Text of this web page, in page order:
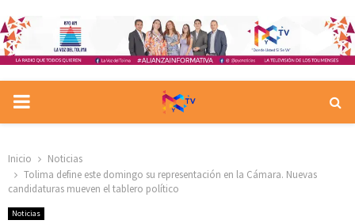
PRIMARY
Inicio
Noticias
Tolima define este domingo su representación en la Cámara. Nuevas
candidaturas mueven el tablero político
Noticias